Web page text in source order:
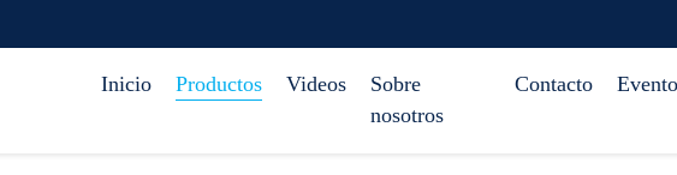
Inicio Productos Videos
Sobre
nosotros
Contacto